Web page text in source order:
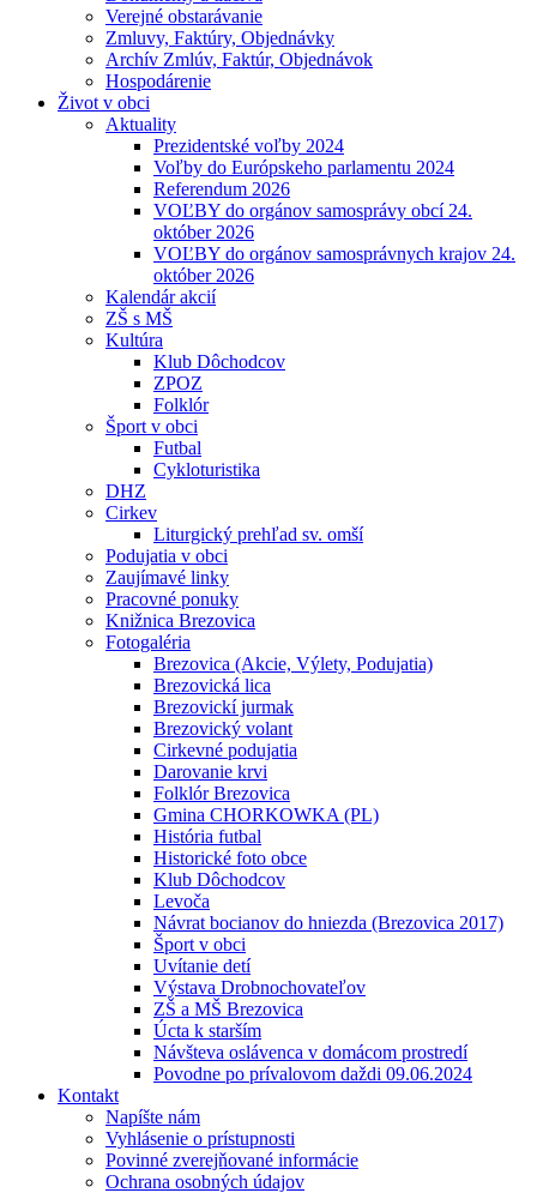
Verejné obstarávanie
Zmluvy, Faktúry, Objednávky
Archív Zmlúv, Faktúr, Objednávok
Hospodárenie
Život v obci
Aktuality
Prezidentské voľby 2024
Voľby do Európskeho parlamentu 2024
Referendum 2026
VOĽBY do orgánov samosprávy obcí 24.
október 2026
VOĽBY do orgánov samosprávnych krajov 24.
október 2026
Kalendár akcií
ZŠ s MŠ
Kultúra
Klub Dôchodcov
ZPOZ
Folklór
Šport v obci
Futbal
Cykloturistika
DHZ
Cirkev
Liturgický prehľad sv. omší
Podujatia v obci
Zaujímavé linky
Pracovné ponuky
Knižnica Brezovica
Fotogaléria
Brezovica (Akcie, Výlety, Podujatia)
Brezovická lica
Brezovickí jurmak
Brezovický volant
Cirkevné podujatia
Darovanie krvi
Folklór Brezovica
Gmina CHORKOWKA (PL)
História futbal
Historické foto obce
Klub Dôchodcov
Levoča
Návrat bocianov do hniezda (Brezovica 2017)
Šport v obci
Uvítanie detí
Výstava Drobnochovateľov
ZŠ a MŠ Brezovica
Úcta k starším
Návšteva oslávenca v domácom prostredí
Povodne po prívalovom daždi 09.06.2024
Kontakt
Napíšte nám
Vyhlásenie o prístupnosti
Povinné zverejňované informácie
Ochrana osobných údajov